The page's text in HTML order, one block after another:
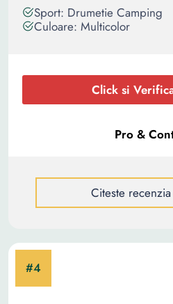
Sport: Drumetie Camping
Culoare: Multicolor
Click si
Citeste